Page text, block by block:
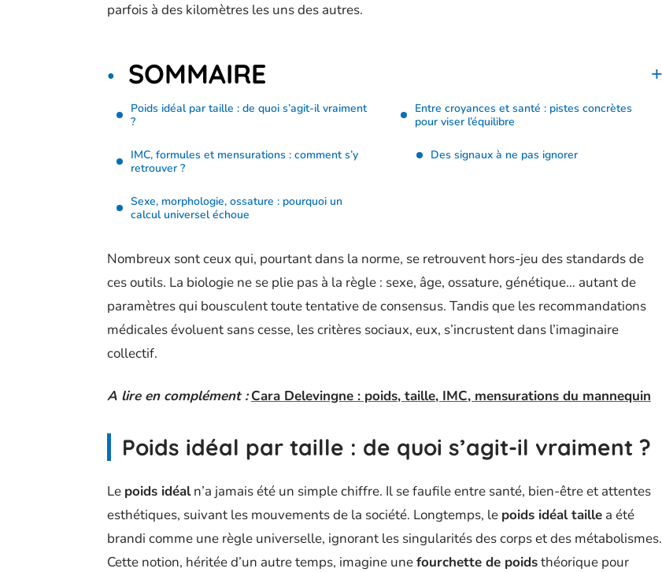
parfois à des kilomètres les uns des autres.
SOMMAIRE
Poids idéal par taille : de quoi s’agit-il vraiment
?
IMC, formules et mensurations : comment s’y
retrouver ?
Sexe, morphologie, ossature : pourquoi un
calcul universel échoue
Entre croyances et santé : pistes concrètes
pour viser l’équilibre
Des signaux à ne pas ignorer
Nombreux sont ceux qui, pourtant dans la norme, se retrouvent hors-jeu des standards de
ces outils. La biologie ne se plie pas à la règle : sexe, âge, ossature, génétique… autant de
paramètres qui bousculent toute tentative de consensus. Tandis que les recommandations
médicales évoluent sans cesse, les critères sociaux, eux, s’incrustent dans l’imaginaire
collectif.
A lire en complément : Cara Delevingne : poids, taille, IMC, mensurations du mannequin
Poids idéal par taille : de quoi s’agit-il vraiment ?
Le poids idéaln’a jamais été un simple chiffre. Il se faufile entre santé, bien-être et attentes
esthétiques, suivant les mouvements de la société. Longtemps, le poids idéal taille a été
brandi comme une règle universelle, ignorant les singularités des corps et des métabolismes.
Cette notion, héritée d’un autre temps, imagine unefourchette de poidsthéorique pour